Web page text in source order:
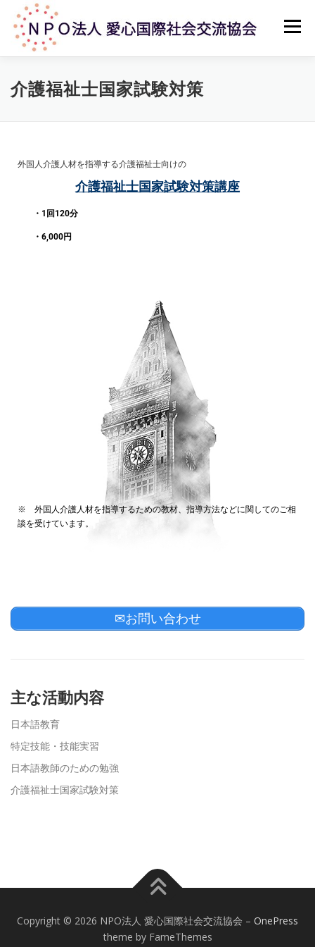
メニュー
ホーム 法人概要 主な活動内容
介護福祉士国家試験対策
外国人介護人材を指導する介護福祉士向けの
介護福祉士国家試験対策講座
・1回120分
・6,000円
※ 外国人介護人材を指導するための教材、指導方法などに関してのご相
談を受けています。
✉お問い合わせ
主な活動内容
日本語教育
特定技能・技能実習
日本語教師のための勉強
介護福祉士国家試験対策
Copyright © 2026 NPO法人 愛心国際社会交流協会 – OnePress
theme by FameThemes